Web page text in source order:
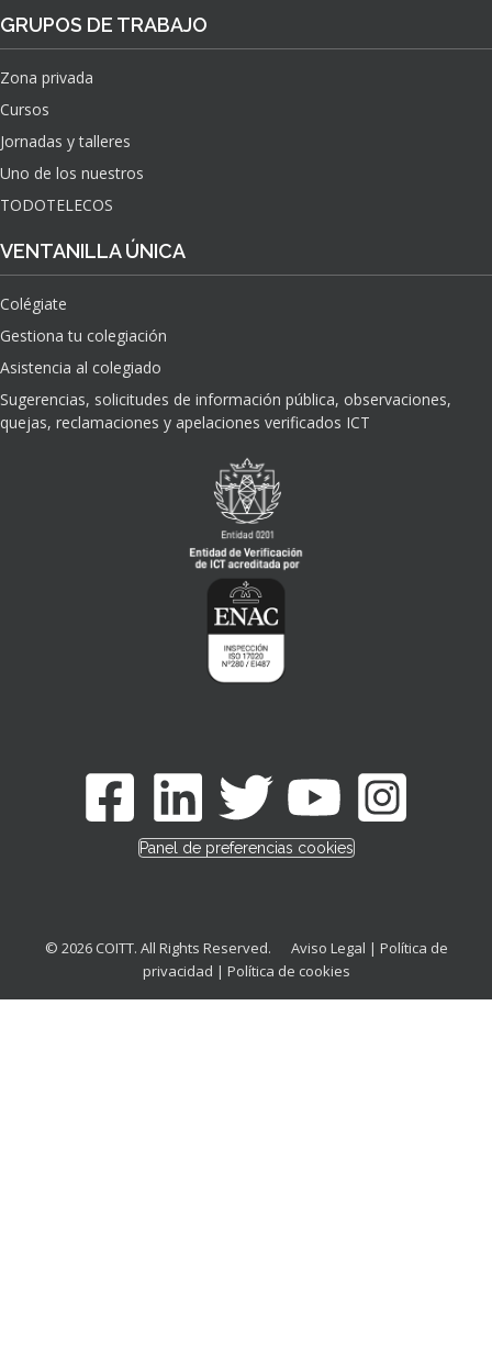
GRUPOS DE TRABAJO
Zona privada
Cursos
Jornadas y talleres
Uno de los nuestros
TODOTELECOS
VENTANILLA ÚNICA
Colégiate
Gestiona tu colegiación
Asistencia al colegiado
Sugerencias, solicitudes de información pública, observaciones,
quejas, reclamaciones y apelaciones verificados ICT
Panel de preferencias cookies
© 2026 COITT. All Rights Reserved. Aviso Legal | Política de
privacidad | Política de cookies